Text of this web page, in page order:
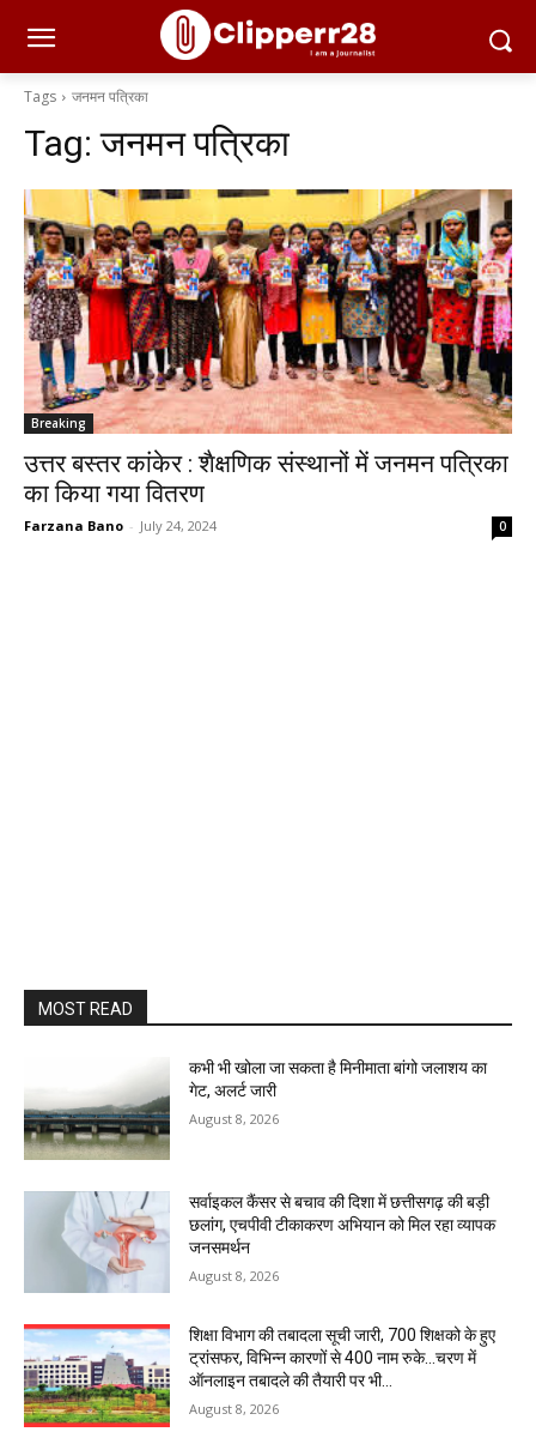
Tags जनमन पत्रिका
Tag:जनमन पत्रिका
Breaking
उत्तर बस्तर कांकेर : शैक्षणिक संस्थानों में जनमन पत्रिका
का किया गया वितरण
Farzana Bano - July 24, 2024 0
MOST READ
कभी भी खोला जा सकता है मिनीमाता बांगो जलाशय का
गेट, अलर्ट जारी
August 8, 2026
सर्वाइकल कैंसर से बचाव की दिशा में छत्तीसगढ़ की बड़ी
छलांग, एचपीवी टीकाकरण अभियान को मिल रहा व्यापक
जनसमर्थन
August 8, 2026
शिक्षा विभाग की तबादला सूची जारी, 700 शिक्षको के हुए
ट्रांसफर, विभिन्न कारणों से 400 नाम रुके…चरण में
ऑनलाइन तबादले की तैयारी पर भी...
August 8, 2026